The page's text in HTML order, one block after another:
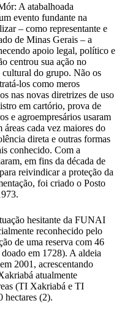
A atabalhoada
evento fundante na
– como representante e
de Minas Gerais – a
apoio legal, político e
centrou sua ação no
cultural do grupo. Não os
los como meros
nas novas diretrizes de uso
em cartório, prova de
e agroempresários usaram
cada vez maiores do
direta e outras formas
conhecido. Com a
em fins da década de
reivindicar a proteção da
foi criado o Posto
hesitante da FUNAI
reconhecido pelo
de uma reserva com 46
em 1728). A aldeia
2001, acrescentando
atualmente
(TI Xakriabá e TI
hectares (2).